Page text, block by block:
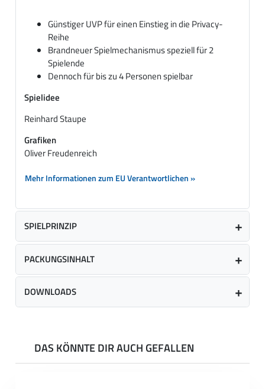
Günstiger UVP für einen Einstieg in die Privacy-
Reihe
Brandneuer Spielmechanismus speziell für 2
Spielende
Dennoch für bis zu 4 Personen spielbar
Spielidee
Reinhard Staupe
Grafiken
Oliver Freudenreich
Mehr Informationen zum EU Verantwortlichen »
SPIELPRINZIP
PACKUNGSINHALT
DOWNLOADS
DAS KÖNNTE DIR AUCH GEFALLEN